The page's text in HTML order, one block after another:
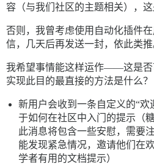
容（与我们社区的主题相关），这
否则，我曾考虑使用自动化插件
信，几天后再发送一封，依此类推
我希望事情能这样运作——这是否
实现此目的最直接的方法是什么？
新用户会收到一条自定义的“欢
于如何在社区中入门的提示（
此消息将包含一些安慰，需要
能发现紧急情况，邀请他们在
学者有用的文档提示）